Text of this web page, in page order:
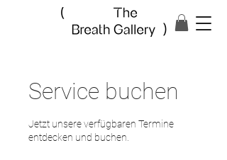
Service buchen
Jetzt unsere verfügbaren Termine
entdecken und buchen.